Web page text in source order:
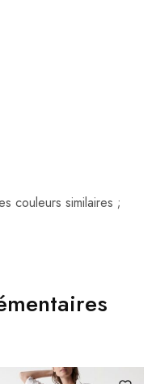
couleurs similaires ;